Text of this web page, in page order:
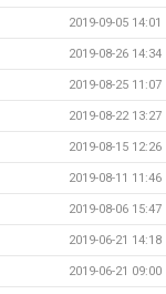
2019-09-05 14:01
2019-08-26 14:34
2019-08-25 11:07
2019-08-22 13:27
2019-08-15 12:26
2019-08-11 11:46
2019-08-06 15:47
2019-06-21 14:18
2019-06-21 09:00